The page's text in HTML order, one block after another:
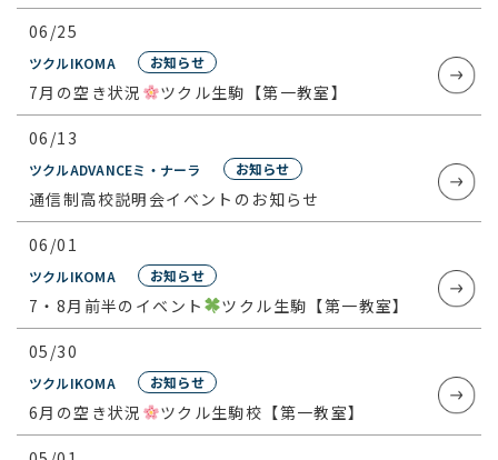
ツクルIKOMA お知らせ
06/25
7月の空き状況 ツクル生駒【第一教室】
ツクルADVANCEミ・ナーラ お知らせ
06/13
通信制高校説明会イベントのお知らせ
ツクルIKOMA お知らせ
06/01
7・8月前半のイベント ツクル生駒【第一教室】
ツクルIKOMA お知らせ
05/30
6月の空き状況 ツクル生駒校【第一教室】